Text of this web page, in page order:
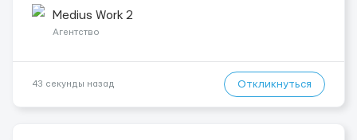
(потрібна допомога при переміщенні). ...
Medius Work 2
Агентство
43 секунды назад Откликнуться